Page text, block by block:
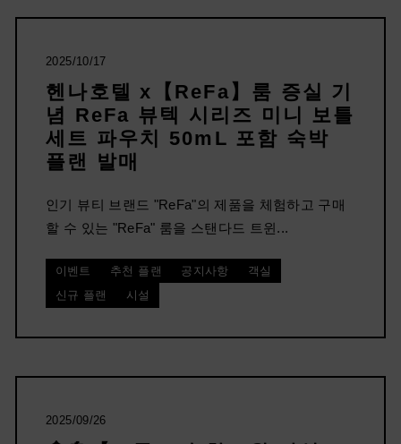
2025/10/17
헨나호텔 x【ReFa】룸 증실 기
념 ReFa 뷰텍 시리즈 미니 보틀
세트 파우치 50mL 포함 숙박
플랜 발매
인기 뷰티 브랜드 "ReFa"의 제품을 체험하고 구매
할 수 있는 "ReFa" 룸을 스탠다드 트윈...
이벤트 추천 플랜 공지사항
객실
신규 플랜
시설
2025/09/26